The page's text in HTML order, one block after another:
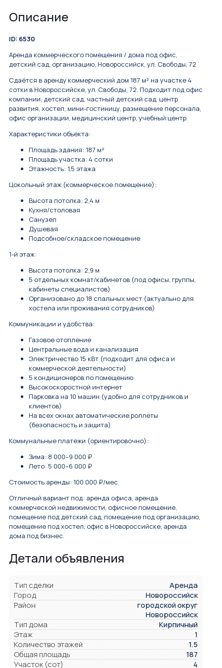
Описание
ID: 6530
Аренда коммерческого помещения / дома под офис,
детский сад, организацию, Новороссийск, ул. Свободы, 72
Сдаётся в аренду коммерческий дом 187 м² на участке 4
сотки в Новороссийске, ул. Свободы, 72. Подходит под офис
компании, детский сад, частный детский сад, центр
развития, хостел, мини-гостиницу, размещение персонала,
офис организации, медицинский центр, учебный центр.
Характеристики объекта:
Площадь здания: 187 м²
Площадь участка: 4 сотки
Этажность: 1,5 этажа
Цокольный этаж (коммерческое помещение):
Высота потолка: 2,4 м
Кухня/столовая
Санузел
Душевая
Подсобное/складское помещение
1-й этаж:
Высота потолка: 2,9 м
5 отдельных комнат/кабинетов (под офисы, группы,
кабинеты специалистов)
Организовано до 18 спальных мест (актуально для
хостела или проживания сотрудников)
Коммуникации и удобства:
Газовое отопление
Центральные вода и канализация
Электричество 15 кВт (подходит для офиса и
коммерческой деятельности)
5 кондиционеров по помещению
Высокоскоростной интернет
Парковка на 10 машин (удобно для сотрудников и
клиентов)
На всех окнах автоматические роллеты
(безопасность и защита)
Коммунальные платежи (ориентировочно):
Зима: 8 000–9 000 ₽
Лето: 5 000–6 000 ₽
Стоимость аренды: 100 000 ₽/мес.
Отличный вариант под: аренда офиса, аренда
коммерческой недвижимости, офисное помещение,
помещение под детский сад, помещение под организацию,
помещение под хостел, офис в Новороссийске, аренда
дома под бизнес.
Детали объявления
Тип сделки
Аренда
Город
Новороссийск
Район
городской округ
Новороссийск
Тип дома
Кирпичный
Этаж
1
Количество этажей
1.5
Общая площадь
187
Участок (сот)
4